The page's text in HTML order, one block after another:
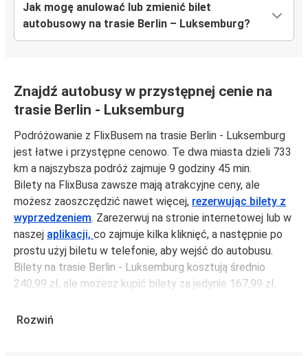
Jak mogę anulować lub zmienić bilet
autobusowy na trasie Berlin – Luksemburg?
Znajdź autobusy w przystępnej cenie na
trasie Berlin - Luksemburg
Podróżowanie z FlixBusem na trasie Berlin - Luksemburg
jest łatwe i przystępne cenowo. Te dwa miasta dzieli 733
km a najszybsza podróż zajmuje 9 godziny 45 min.
Bilety na FlixBusa zawsze mają atrakcyjne ceny, ale
możesz zaoszczędzić nawet więcej, rezerwując bilety z
wyprzedzeniem. Zarezerwuj na stronie internetowej lub w
naszej aplikacji, co zajmuje kilka kliknięć, a następnie po
prostu użyj biletu w telefonie, aby wejść do autobusu.
Bilety na trasie Berlin - Luksemburg kosztują średnio
240,99 zł, ale możesz kupić bilety za jedynie 167,99 zł,
unikając weekendów i świąt. Aby podróżować szybko,
Rozwiń